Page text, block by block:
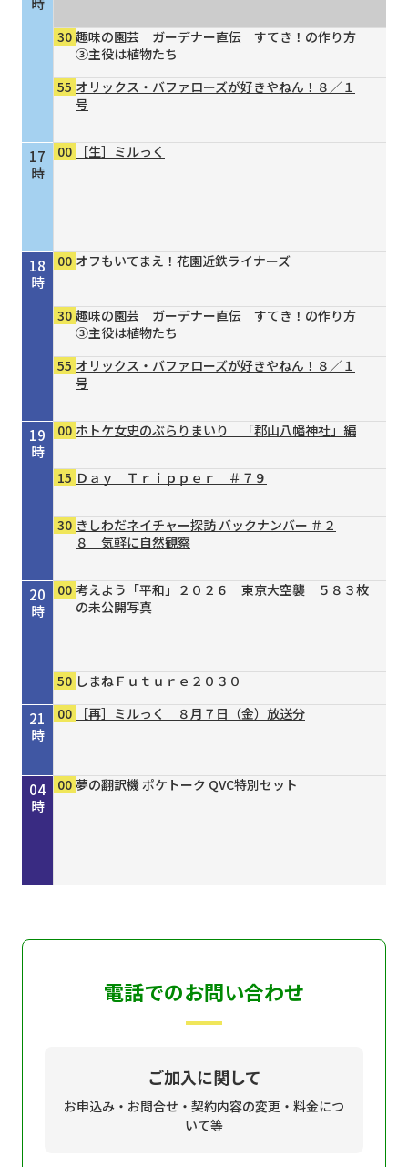
17
時
18
時
19
時
20
時
21
時
22
時
23
時
00
時
01
時
02
時
03
時
04
時
30 趣味の園芸 ガーデナー直伝 すてき！の作り方
③主役は植物たち
55 オリックス・バファローズが好きやねん！８／１
号
00 ［生］ミルっく
00 オフもいてまえ！花園近鉄ライナーズ
30 趣味の園芸 ガーデナー直伝 すてき！の作り方
③主役は植物たち
55 オリックス・バファローズが好きやねん！８／１
号
00 ホトケ女史のぶらりまいり 「郡山八幡神社」編
15 Ｄａｙ Ｔｒｉｐｐｅｒ ＃７９
30 きしわだネイチャー探訪 バックナンバー ＃２
８ 気軽に自然観察
00 考えよう「平和」２０２６ 東京大空襲 ５８３枚
の未公開写真
50 しまねＦｕｔｕｒｅ２０３０
00
［再］ミルっく ８月７日（金）放送分
00 Ｄａｙ Ｔｒｉｐｐｅｒ ＃７９
15 シェフが教える家庭料理 ＃３７ 豆乳と漬物の
30 タイガースＶ特急 ８／４号
00 ［再］ミルっく ８月７日（金）放送分
00 はじめのミニだんじりへの道 ＃１２４
30 趣味の園芸 ガーデナー直伝 すてき！の作り方
55 オリックス・バファローズが好きやねん！８／１
00 銀座トマト ドクターズサプリ
00 夢の翻訳機 ポケトーク QVC特別セット
00 夢の翻訳機 ポケトーク QVC特別セット
00 夢の翻訳機 ポケトーク QVC特別セット
電話でのお問い合わせ
ご加入に関して
お申込み・お問合せ・契約内容の変更・料金につ
いて等